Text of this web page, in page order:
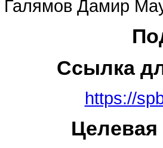
Галямов Дамир
Ссылка
https://